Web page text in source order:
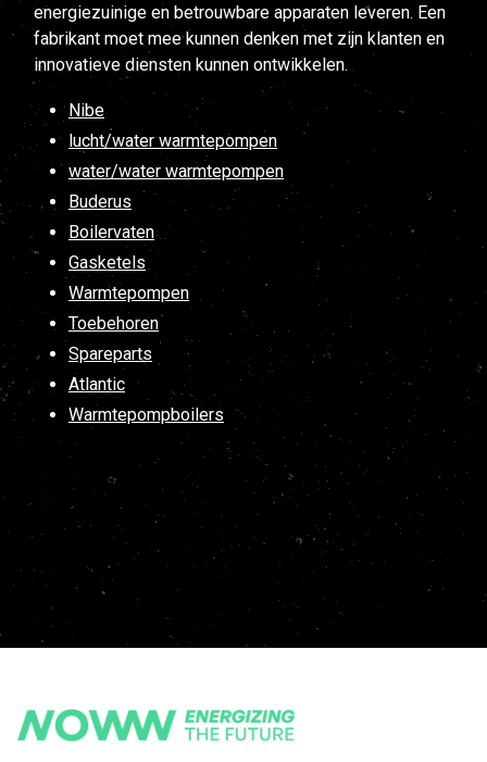
energiezuinige en betrouwbare apparaten leveren. Een
fabrikant moet mee kunnen denken met zijn klanten en
innovatieve diensten kunnen ontwikkelen.
Nibe
lucht/water warmtepompen
water/water warmtepompen
Buderus
Boilervaten
Gasketels
Warmtepompen
Toebehoren
Spareparts
Atlantic
Warmtepompboilers